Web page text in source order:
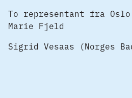
To representant fra Oslo
Marie Fjeld
Sigrid Vesaas (Norges